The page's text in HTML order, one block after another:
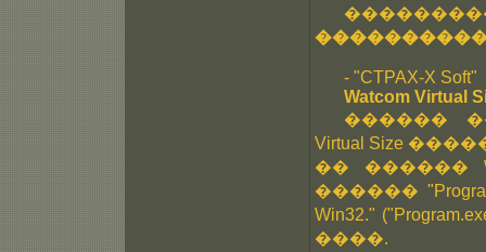
- "CTPAX-X Soft"
Watcom Virtual
������
Virtual Size
�� ������
������
Win32."
����.